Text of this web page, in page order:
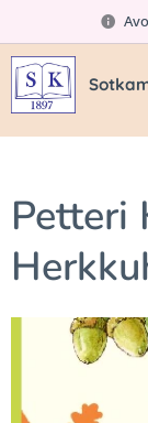
Petteri